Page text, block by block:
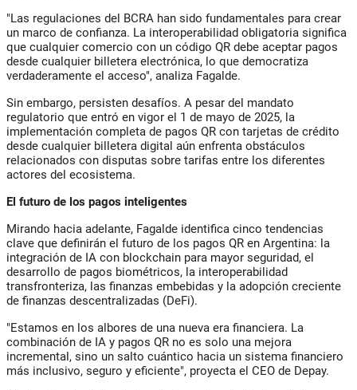
"Las regulaciones del BCRA han sido fundamentales para crear
un marco de confianza. La interoperabilidad obligatoria significa
que cualquier comercio con un código QR debe aceptar pagos
desde cualquier billetera electrónica, lo que democratiza
verdaderamente el acceso", analiza Fagalde.
Sin embargo, persisten desafíos. A pesar del mandato
regulatorio que entró en vigor el 1 de mayo de 2025, la
implementación completa de pagos QR con tarjetas de crédito
desde cualquier billetera digital aún enfrenta obstáculos
relacionados con disputas sobre tarifas entre los diferentes
actores del ecosistema.
El futuro de los pagos inteligentes
Mirando hacia adelante, Fagalde identifica cinco tendencias
clave que definirán el futuro de los pagos QR en Argentina: la
integración de IA con blockchain para mayor seguridad, el
desarrollo de pagos biométricos, la interoperabilidad
transfronteriza, las finanzas embebidas y la adopción creciente
de finanzas descentralizadas (DeFi).
"Estamos en los albores de una nueva era financiera. La
combinación de IA y pagos QR no es solo una mejora
incremental, sino un salto cuántico hacia un sistema financiero
más inclusivo, seguro y eficiente", proyecta el CEO de Depay.